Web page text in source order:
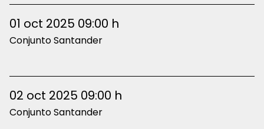
01 oct 2025 09:00 h
Conjunto Santander
02 oct 2025 09:00 h
Conjunto Santander